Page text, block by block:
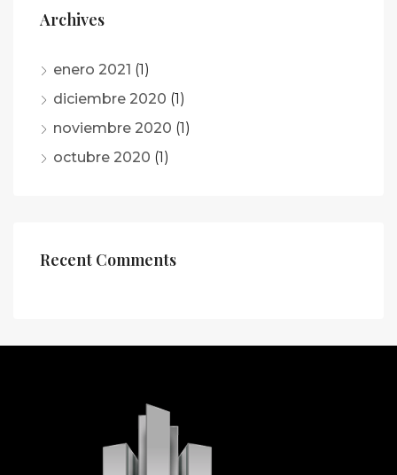
Archives
enero 2021 (1)
diciembre 2020 (1)
noviembre 2020 (1)
octubre 2020 (1)
Recent Comments